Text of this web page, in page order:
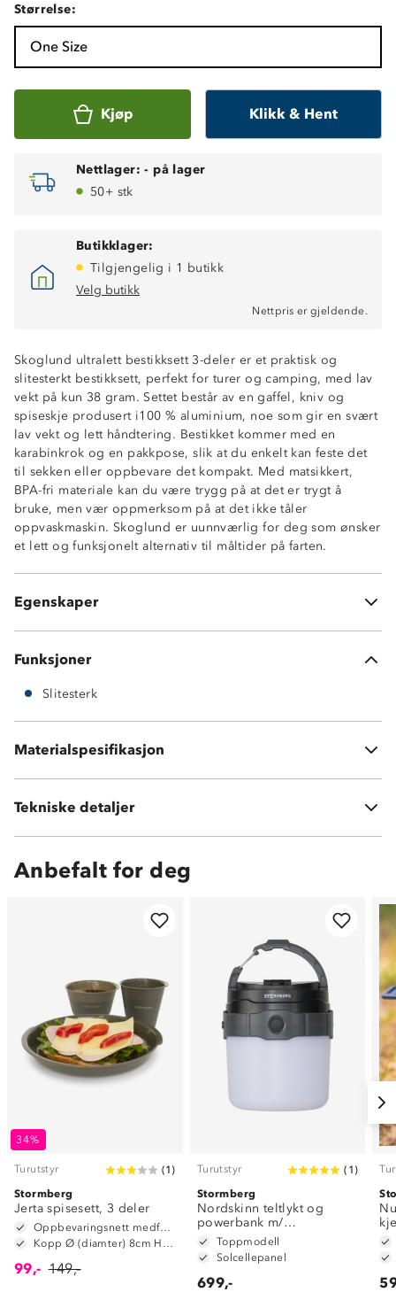
Størrelse:
One Size
Kjøp Klikk & Hent
Nettlager: - på lager
50+ stk
Butikklager:
Tilgjengelig i 1 butikk
Velg butikk
Nettpris er gjeldende.
Skoglund ultralett bestikksett 3-deler er et praktisk og
slitesterkt bestikksett, perfekt for turer og camping, med lav
vekt på kun 38 gram. Settet består av en gaffel, kniv og
spiseskje produsert i100 % aluminium, noe som gir en svært
lav vekt og lett håndtering. Bestikket kommer med en
karabinkrok og en pakkpose, slik at du enkelt kan feste det
til sekken eller oppbevare det kompakt. Med matsikkert,
BPA-fri materiale kan du være trygg på at det er trygt å
bruke, men vær oppmerksom på at det ikke tåler
oppvaskmaskin. Skoglund er uunnværlig for deg som ønsker
et lett og funksjonelt alternativ til måltider på farten.
Egenskaper
Ultralett
Slitesterkt
BPA-fritt
3-delers bestikk
Gaffel, kniv, spiseskje
Tåler ikke oppvaskmaskin
Funksjoner
Slitesterk
Materialspesifikasjon
100 % aluminium
Tekniske detaljer
totaltvekt
Anbefalt for deg
34%
Turutstyr (1 )
Stormberg
Jerta spisesett, 3 deler
99,- 149,-
Turutstyr ( 1 )
Stormberg
Nordskinn teltlykt og
powerbank m/
solcellepanel
Toppmodell
Solcellepanel
699,-